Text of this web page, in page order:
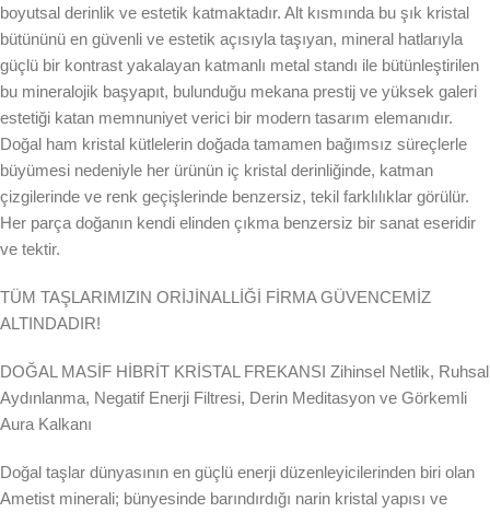
boyutsal derinlik ve estetik katmaktadır. Alt kısmında bu şık kristal
bütününü en güvenli ve estetik açısıyla taşıyan, mineral hatlarıyla
güçlü bir kontrast yakalayan katmanlı metal standı ile bütünleştirilen
bu mineralojik başyapıt, bulunduğu mekana prestij ve yüksek galeri
estetiği katan memnuniyet verici bir modern tasarım elemanıdır.
Doğal ham kristal kütlelerin doğada tamamen bağımsız süreçlerle
büyümesi nedeniyle her ürünün iç kristal derinliğinde, katman
çizgilerinde ve renk geçişlerinde benzersiz, tekil farklılıklar görülür.
Her parça doğanın kendi elinden çıkma benzersiz bir sanat eseridir
ve tektir.
TÜM TAŞLARIMIZIN ORİJİNALLİĞİ FİRMA GÜVENCEMİZ
ALTINDADIR!
DOĞAL MASİF HİBRİT KRİSTAL FREKANSI Zihinsel Netlik, Ruhsal
Aydınlanma, Negatif Enerji Filtresi, Derin Meditasyon ve Görkemli
Aura Kalkanı
Doğal taşlar dünyasının en güçlü enerji düzenleyicilerinden biri olan
Ametist minerali; bünyesinde barındırdığı narin kristal yapısı ve